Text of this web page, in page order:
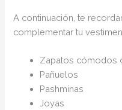
A continuación, te
complementar tu
Zapatos cómodos
Pañuelos
Pashminas
Joyas